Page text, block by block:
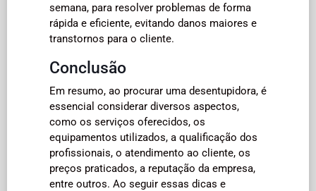
semana, para resolver problemas de forma
rápida e eficiente, evitando danos maiores e
transtornos para o cliente.
Conclusão
Em resumo, ao procurar uma desentupidora, é
essencial considerar diversos aspectos,
como os serviços oferecidos, os
equipamentos utilizados, a qualificação dos
profissionais, o atendimento ao cliente, os
preços praticados, a reputação da empresa,
entre outros. Ao seguir essas dicas e